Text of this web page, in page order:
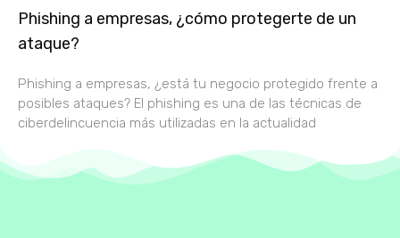
Phishing a empresas, ¿cómo protegerte de un
ataque?
Phishing a empresas, ¿está tu negocio protegido frente a
posibles ataques? El phishing es una de las técnicas de
ciberdelincuencia más utilizadas en la actualidad